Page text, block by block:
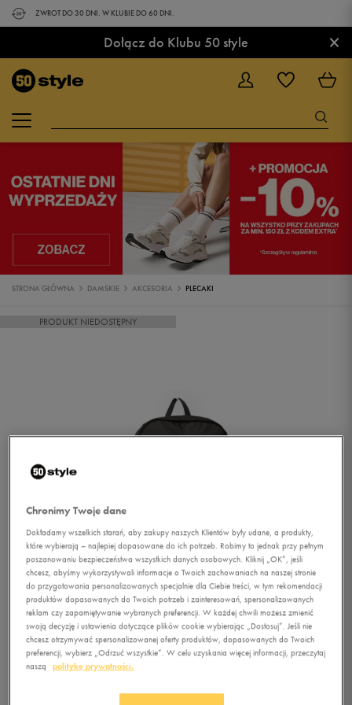
ZWROT DO 30 DNI. W KLUBIE DO 60 DNI.
Dołącz do Klubu 50 style ×
STRONA GŁÓWNA DAMSKIE AKCESORIA PLECAKI
PRODUKT NIEDOSTĘPNY
1/4
Chronimy Twoje dane
Dokładamy wszelkich starań, aby zakupy naszych Klientów były udane, a produkty,
które wybierają – najlepiej dopasowane do ich potrzeb. Robimy to jednak przy pełnym
poszanowaniu bezpieczeństwa wszystkich danych osobowych. Kliknij „OK”, jeśli
chcesz, abyśmy wykorzystywali informacje o Twoich zachowaniach na naszej stronie
do przygotowania personalizowanych specjalnie dla Ciebie treści, w tym rekomendacji
produktów dopasowanych do Twoich potrzeb i zainteresowań, spersonalizowanych
reklam czy zapamiętywanie wybranych preferencji. W każdej chwili możesz zmienić
swoją decyzję i ustawienia dotyczące plików cookie wybierając „Dostosuj”. Jeśli nie
chcesz otrzymywać spersonalizowanej oferty produktów, dopasowanych do Twoich
preferencji, wybierz „Odrzuć wszystkie”. W celu uzyskania więcej informacji, przeczytaj
naszą
politykę prywatności.